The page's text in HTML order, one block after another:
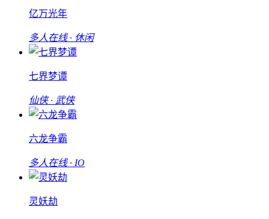
亿万光年
多人在线 · 休闲
七界梦谭
仙侠 · 武侠
六龙争霸
多人在线 · IO
灵妖劫